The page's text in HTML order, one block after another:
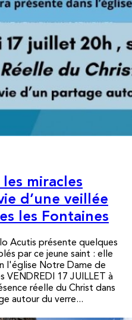
miracles
d’une veillée
les Fontaines
Acutis présente quelques
par ce jeune saint : elle
l'église Notre Dame de
VENDREDI 17 JUILLET à
réelle du Christ dans
autour du verre...